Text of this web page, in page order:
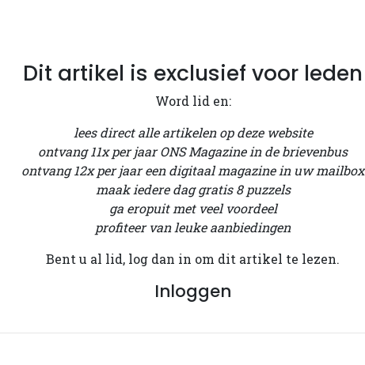
Dit artikel is exclusief voor leden
Word lid en:
lees direct alle artikelen op deze website
ontvang 11x per jaar ONS Magazine in de brievenbus
ontvang 12x per jaar een digitaal magazine in uw mailbox
maak iedere dag gratis 8 puzzels
ga eropuit met veel voordeel
profiteer van leuke aanbiedingen
Bent u al lid, log dan in om dit artikel te lezen.
Inloggen